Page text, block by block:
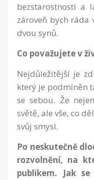
bezstarostností a
zároveň bych
dvou synů.
Co považujete v
Nejdůležitější je
který je podmíněn
se sebou. Že
světě, ale vše, co
svůj smysl.
Po neskutečně
rozvolnění, na
publikem. Jak